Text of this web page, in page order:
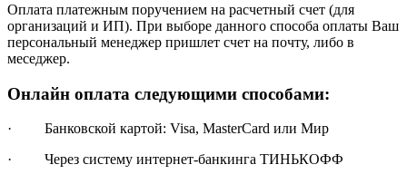
Оплата платежным поручением на расчетный счет (для
организаций и ИП). При выборе данного способа оплаты Ваш
персональный менеджер пришлет счет на почту, либо в
меседжер.
Онлайн оплата следующими способами:
· Банковской картой: Visa, MasterCard или Мир
· Через систему интернет-банкинга ТИНЬКОФФ